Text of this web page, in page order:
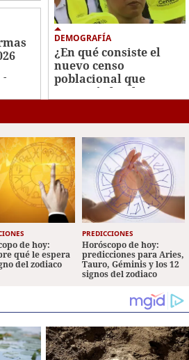
DEMOGRAFÍA
¿En qué consiste el
nuevo censo
poblacional que
anunció el Gobierno
de hoy:
qué le espera
del zodiaco
PREDICCIONES
Horóscopo de hoy:
predicciones para Aries,
Tauro, Géminis y los 12
signos del zodiaco